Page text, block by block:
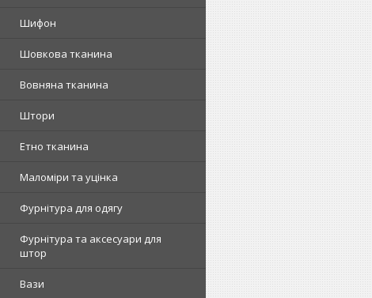
Шифон
Шовкова тканина
Вовняна тканина
Штори
Етно тканина
Маломіри та уцінка
Фурнітура для одягу
Фурнітура та аксесуари для
штор
Вази